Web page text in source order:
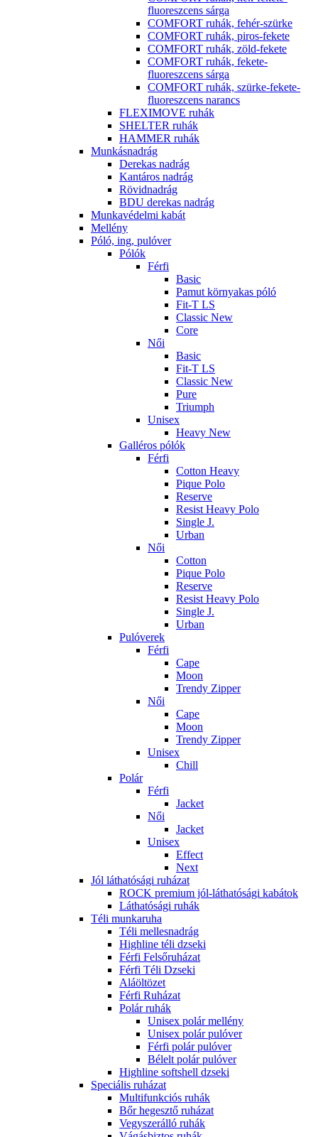
fluoreszcens sárga
COMFORT ruhák, fehér-szürke
COMFORT ruhák, piros-fekete
COMFORT ruhák, zöld-fekete
COMFORT ruhák, fekete-
fluoreszcens sárga
COMFORT ruhák, szürke-fekete-
fluoreszcens narancs
FLEXIMOVE ruhák
SHELTER ruhák
HAMMER ruhák
Munkásnadrág
Derekas nadrág
Kantáros nadrág
Rövidnadrág
BDU derekas nadrág
Munkavédelmi kabát
Mellény
Póló, ing, pulóver
Pólók
Férfi
Basic
Pamut környakas póló
Fit-T LS
Classic New
Core
Női
Basic
Fit-T LS
Classic New
Pure
Triumph
Unisex
Heavy New
Galléros pólók
Férfi
Cotton Heavy
Pique Polo
Reserve
Resist Heavy Polo
Single J.
Urban
Női
Cotton
Pique Polo
Reserve
Resist Heavy Polo
Single J.
Urban
Pulóverek
Férfi
Cape
Moon
Trendy Zipper
Női
Cape
Moon
Trendy Zipper
Unisex
Chill
Polár
Férfi
Jacket
Női
Jacket
Unisex
Effect
Next
Jól láthatósági ruházat
ROCK premium jól-láthatósági kabátok
Láthatósági ruhák
Téli munkaruha
Téli mellesnadrág
Highline téli dzseki
Férfi Felsőruházat
Férfi Téli Dzseki
Aláöltözet
Férfi Ruházat
Polár ruhák
Unisex polár mellény
Unisex polár pulóver
Férfi polár pulóver
Bélelt polár pulóver
Highline softshell dzseki
Speciális ruházat
Multifunkciós ruhák
Bőr hegesztő ruházat
Vegyszerálló ruhák